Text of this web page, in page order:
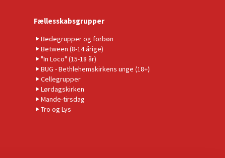
Fællesskabsgrupper
Bedegrupper og forbøn
Between (8-14 årige)
"In Loco" (15-18 år)
BUG - Bethlehemskirkens unge (18+)
Cellegrupper
Lørdagskirken
Mande-tirsdag
Tro og Lys